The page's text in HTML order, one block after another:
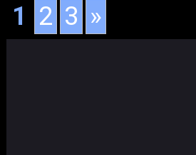
1 2 3 »